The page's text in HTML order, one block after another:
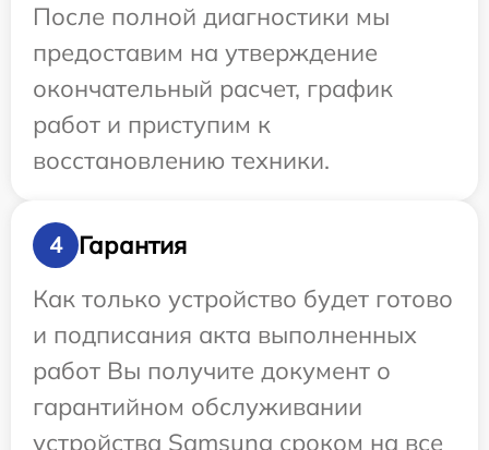
После полной диагностики мы
предоставим на утверждение
окончательный расчет, график
работ и приступим к
восстановлению техники.
4
Гарантия
Как только устройство будет готово
и подписания акта выполненных
работ Вы получите документ о
гарантийном обслуживании
устройства Samsung сроком на все